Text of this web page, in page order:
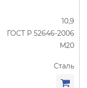
10,9
ГОСТ Р 52646-2006
М20
Сталь